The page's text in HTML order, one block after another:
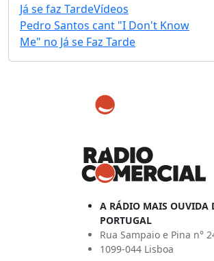
Já se faz TardeVídeos
Pedro Santos cant "I Don't Know
Me" no Já se Faz Tarde
A RÁDIO MAIS OUVIDA
PORTUGAL
Rua Sampaio e Pina n°
1099-044 Lisboa